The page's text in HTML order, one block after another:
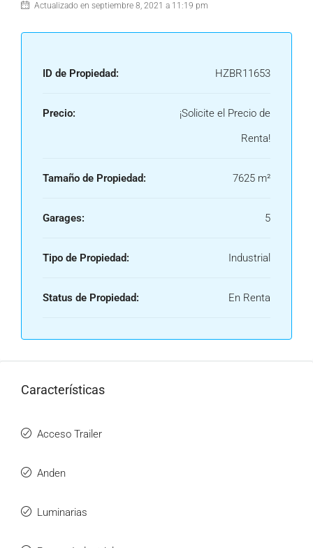
Actualizado en septiembre 8, 2021 a 11:19 pm
ID de Propiedad: HZBR11653
Precio:
¡Solicite el Precio de
Renta!
Tamaño de Propiedad: 7625 m²
Garages: 5
Tipo de Propiedad: Industrial
Status de Propiedad: En Renta
Características
Acceso Trailer
Anden
Luminarias